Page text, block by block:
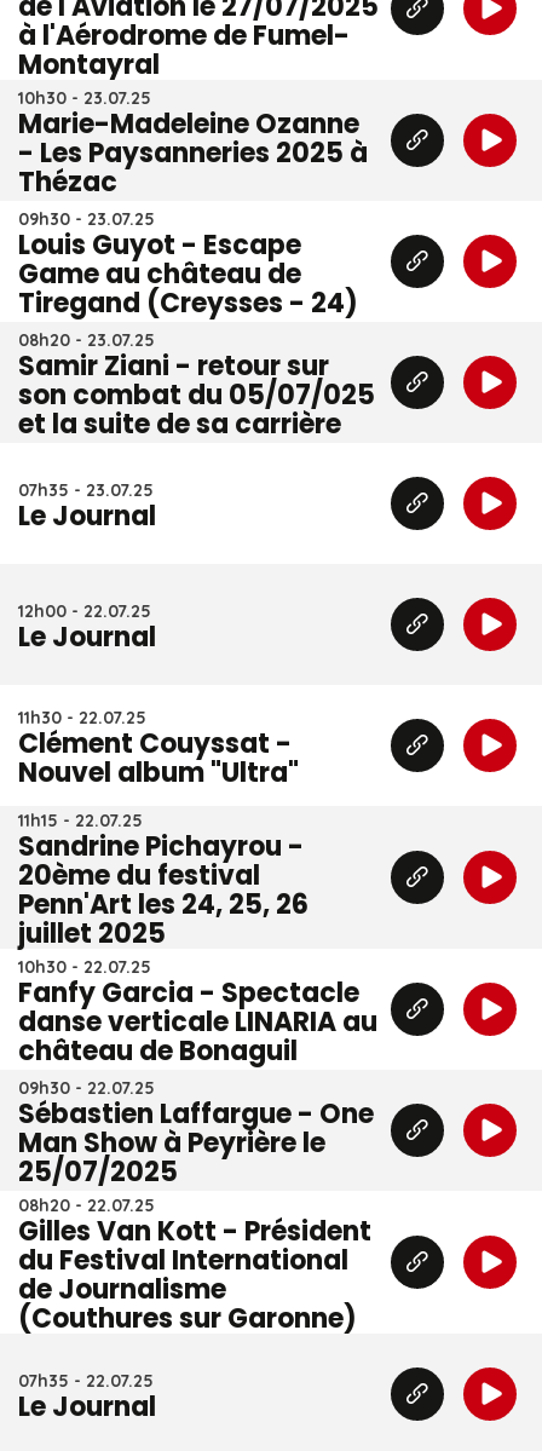
à l'Aérodrome de Fumel-
Montayral
10h30 - 23.07.25
Marie-Madeleine Ozanne
- Les Paysanneries 2025 à
Thézac
09h30 - 23.07.25
Louis Guyot - Escape
Game au château de
Tiregand (Creysses - 24)
08h20 - 23.07.25
Samir Ziani - retour sur
son combat du 05/07/025
et la suite de sa carrière
07h35 - 23.07.25
Le Journal
12h00 - 22.07.25
Le Journal
11h30 - 22.07.25
Clément Couyssat -
Nouvel album "Ultra"
11h15 - 22.07.25
Sandrine Pichayrou -
20ème du festival
Penn'Art les 24, 25, 26
juillet 2025
10h30 - 22.07.25
Fanfy Garcia - Spectacle
danse verticale LINARIA au
château de Bonaguil
09h30 - 22.07.25
Sébastien Laffargue - One
Man Show à Peyrière le
25/07/2025
08h20 - 22.07.25
Gilles Van Kott - Président
du Festival International
de Journalisme
(Couthures sur Garonne)
07h35 - 22.07.25
Le Journal